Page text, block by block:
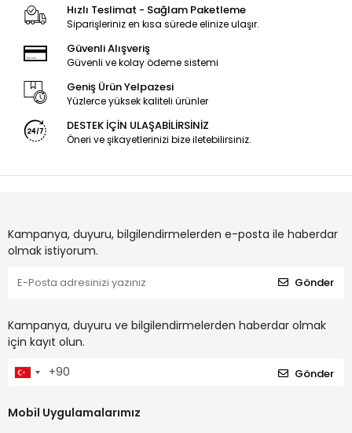
Hızlı Teslimat - Sağlam Paketleme
Siparişleriniz en kısa sürede elinize ulaşır.
Güvenli Alışveriş
Güvenli ve kolay ödeme sistemi
Geniş Ürün Yelpazesi
Yüzlerce yüksek kaliteli ürünler
DESTEK İÇİN ULAŞABİLİRSİNİZ
Öneri ve şikayetlerinizi bize iletebilirsiniz.
Kampanya, duyuru, bilgilendirmelerden e-posta ile haberdar
olmak istiyorum.
Gönder
Kampanya, duyuru ve bilgilendirmelerden haberdar olmak
için kayıt olun.
Gönder
Mobil Uygulamalarımız